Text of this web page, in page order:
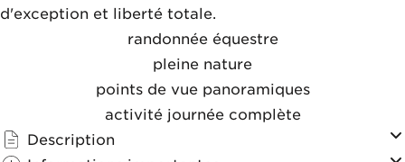
d'exception et liberté totale.
randonnée équestre
pleine nature
points de vue panoramiques
activité journée complète
Description